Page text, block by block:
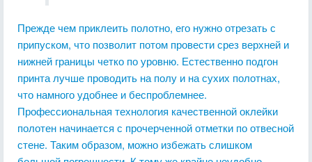
Прежде чем приклеить полотно, его нужно отрезать с
припуском, что позволит потом провести срез верхней и
нижней границы четко по уровню. Естественно подгон
принта лучше проводить на полу и на сухих полотнах,
что намного удобнее и беспроблемнее.
Профессиональная технология качественной оклейки
полотен начинается с прочерченной отметки по отвесной
стене. Таким образом, можно избежать слишком